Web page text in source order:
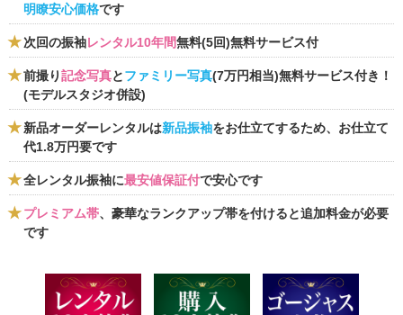
明瞭安心価格です
次回の振袖レンタル10年間無料(5回)無料サービス付
前撮り記念写真とファミリー写真(7万円相当)無料サービス付き！
(モデルスタジオ併設)
新品オーダーレンタルは新品振袖をお仕立てするため、お仕立て
代1.8万円要です
全レンタル振袖に最安値保証付で安心です
プレミアム帯、豪華なランクアップ帯を付けると追加料金が必要
です